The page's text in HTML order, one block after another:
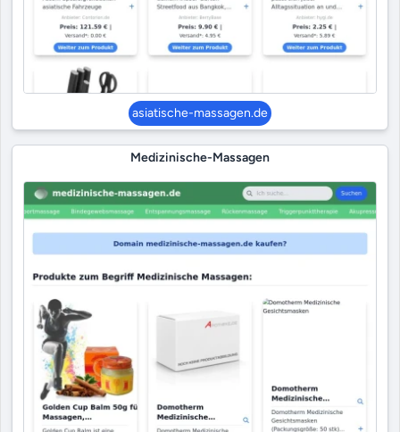
asiatische-massagen.de
Medizinische-Massagen